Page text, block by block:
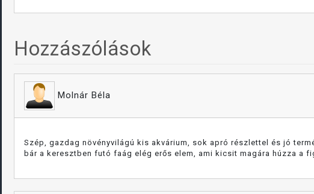
Hozzászólások
Molnár Béla
Szép, gazdag növényvilágú kis akvárium, sok apró részlettel és jó
bár a keresztben futó faág elég erős elem, ami kicsit magára húzza a